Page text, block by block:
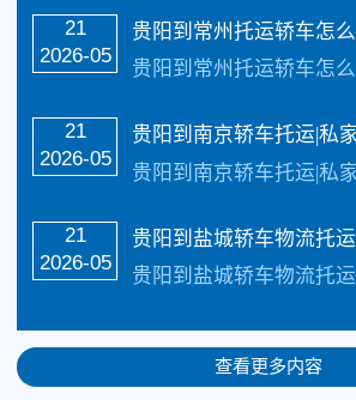
21
2026-05
贵阳到常州托运轿车怎
21
2026-05
21
2026-05
贵阳到盐城轿车物流托运
查看更多内容